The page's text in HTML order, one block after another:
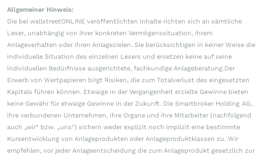
Allgemeiner Hinweis:
Die bei wallstreetONLINE veröffentlichten Inhalte richten sich an sämtliche
Leser, unabhängig von ihrer konkreten Vermögenssituation, ihrem
Anlageverhalten oder ihren Anlagezielen. Sie berücksichtigen in keiner Weise die
individuelle Situation des einzelnen Lesers und ersetzen keine auf seine
individuellen Bedürfnisse ausgerichtete, fachkundige Anlageberatung.Der
Erwerb von Wertpapieren birgt Risiken, die zum Totalverlust des eingesetzten
Kapitals führen können. Etwaige in der Vergangenheit erzielte Gewinne bieten
keine Gewähr für etwaige Gewinne in der Zukunft. Die Smartbroker Holding AG,
ihre verbundenen Unternehmen, ihre Organe und ihre Mitarbeiter (nachfolgend
auch „wir“ bzw. „uns“) sichern weder explizit noch implizit eine bestimmte
Kursentwicklung von Anlageprodukten oder Anlageproduktklassen zu. Wir
empfehlen, vor jeder Anlageentscheidung die zum Anlageprodukt gesetzlich zur